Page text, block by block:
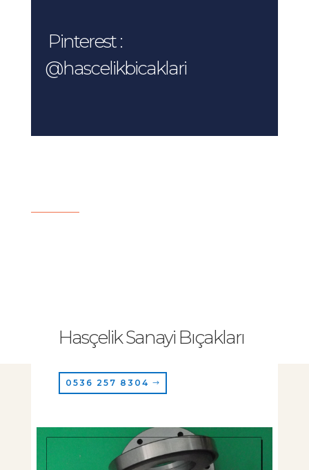
Pinterest :
@hascelikbicaklari
Hasçelik Sanayi Bıçakları
0536 257 8304